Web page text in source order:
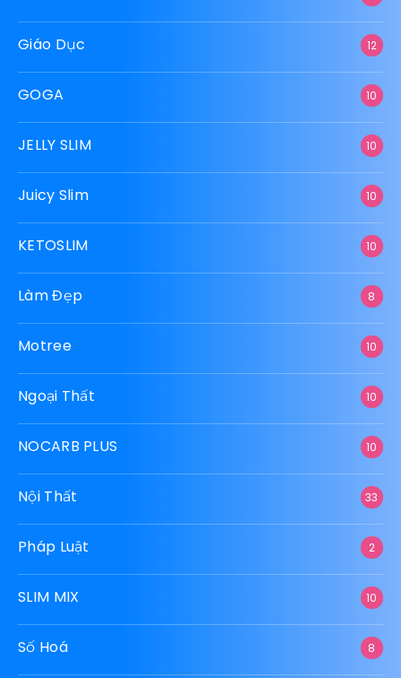
Giáo Dục 12
GOGA 10
JELLY SLIM 10
Juicy Slim 10
KETOSLIM 10
Làm Đẹp 8
Motree 10
Ngoại Thất 10
NOCARB PLUS 10
Nội Thất 33
Pháp Luật 2
SLIM MIX 10
Số Hoá 8